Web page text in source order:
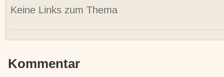
Keine Links zum Thema
Kommentar